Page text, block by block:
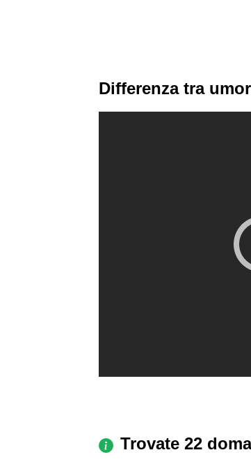
Differenza tra
Trovate 22